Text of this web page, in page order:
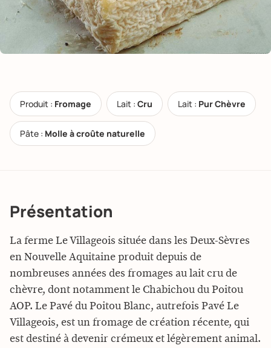
Produit : Fromage Lait : Cru Lait : Pur Chèvre
Pâte : Molle à croûte naturelle
Présentation
La ferme Le Villageois située dans les Deux-Sèvres
en Nouvelle Aquitaine produit depuis de
nombreuses années des fromages au lait cru de
chèvre, dont notamment le Chabichou du Poitou
AOP. Le Pavé du Poitou Blanc, autrefois Pavé Le
Villageois, est un fromage de création récente, qui
est destiné à devenir crémeux et légèrement animal.